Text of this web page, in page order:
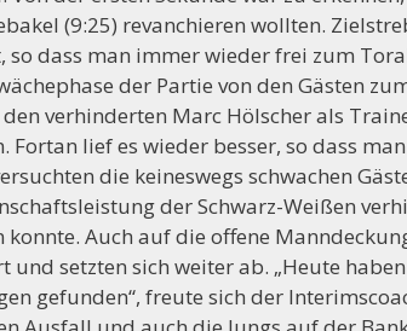
(9:25) revanchieren wollten.
so dass man immer wieder frei zum
der Partie von den Gästen
verhinderten Marc Hölscher als
Fortan lief es wieder besser, so dass
die keineswegs schwachen
der Schwarz-Weißen
konnte. Auch auf die offene
und setzten sich weiter ab. „Heute
gefunden“, freute sich der
++++